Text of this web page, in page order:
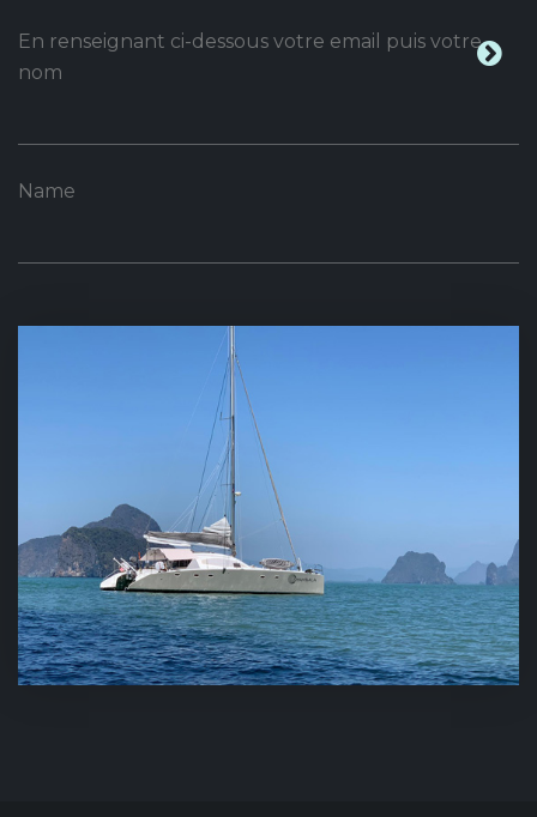
En renseignant ci-dessous votre email puis votre
nom
Name